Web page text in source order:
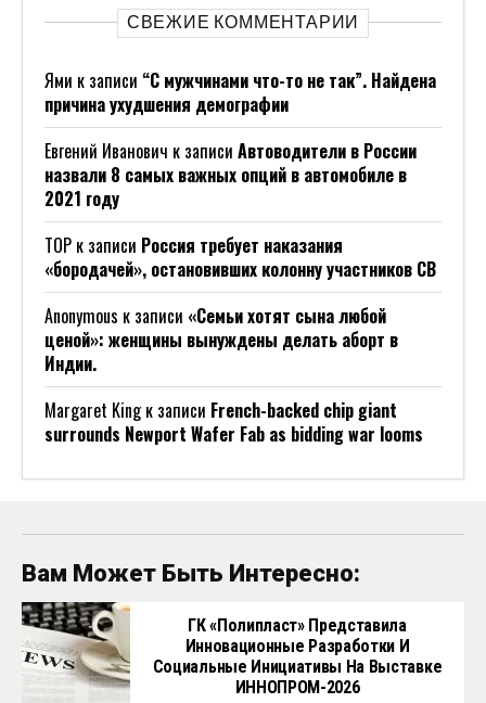
СВЕЖИЕ КОММЕНТАРИИ
Ями к записи “С мужчинами что-то не так”. Найдена
причина ухудшения демографии
Евгений Иванович к записи Автоводители в России
назвали 8 самых важных опций в автомобиле в
2021 году
ТОР к записи Россия требует наказания
«бородачей», остановивших колонну участников СВ
Anonymous к записи «Семьи хотят сына любой
ценой»: женщины вынуждены делать аборт в
Индии.
Margaret Kingк записи French-backed chip giant
surrounds Newport Wafer Fab as bidding war looms
Вам Может Быть Интересно:
ГК «Полипласт» Представила
Инновационные Разработки И
Социальные Инициативы На Выставке
ИННОПРОМ-2026